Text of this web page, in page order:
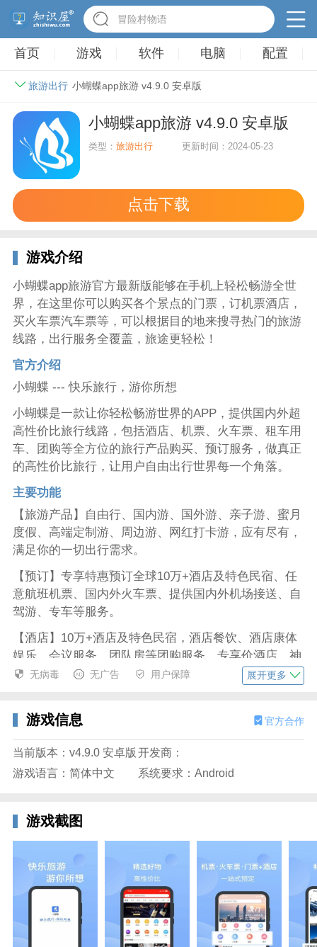
冒险村物语
首页 游戏 软件 电脑 配置
旅游出行 小蝴蝶app旅游 v4.9.0 安卓版
小蝴蝶app旅游 v4.9.0 安卓版
类型：旅游出行 更新时间：2024-05-23
点击下载
游戏介绍
小蝴蝶app旅游官方最新版能够在手机上轻松畅游全世
界，在这里你可以购买各个景点的门票，订机票酒店，
买火车票汽车票等，可以根据目的地来搜寻热门的旅游
线路，出行服务全覆盖，旅途更轻松！
官方介绍
小蝴蝶 --- 快乐旅行，游你所想
小蝴蝶是一款让你轻松畅游世界的APP，提供国内外超
高性价比旅行线路，包括酒店、机票、火车票、租车用
车、团购等全方位的旅行产品购买、预订服务，做真正
的高性价比旅行，让用户自由出行世界每一个角落。
主要功能
【旅游产品】自由行、国内游、国外游、亲子游、蜜月
度假、高端定制游、周边游、网红打卡游，应有尽有，
满足你的一切出行需求。
【预订】专享特惠预订全球10万+酒店及特色民宿、任
意航班机票、国内外火车票、提供国内外机场接送、自
驾游、专车等服务。
【酒店】10万+酒店及特色民宿，酒店餐饮、酒店康体
娱乐、会议服务、团队房等团购服务，专享价酒店、神
秘酒店、特卖酒店、特色酒店、品牌酒店、精品酒店；
【商城】自由行、旅行必备产品一应俱全，品质高，囊
让你一省再省。
小蝴蝶app特色
自动为你进行相关的事物办理。
无病毒 无广告 用户保障 展开更多
游戏信息 官方合作
当前版本：v4.9.0 安卓版 开发商：
游戏语言：简体中文
系统要求：Android
游戏截图